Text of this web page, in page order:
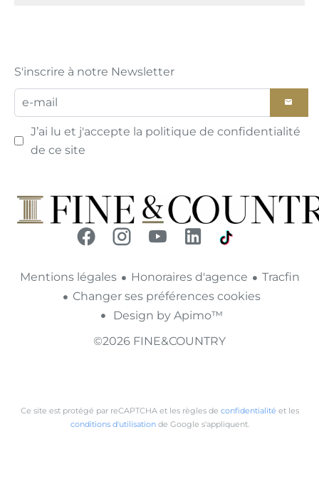
S'inscrire à notre Newsletter
J’ai lu et j'accepte la politique de confidentialité
de ce site
Mentions légales Honoraires d'agence
Tracfin
Changer ses préférences cookies
Design by Apimo™
©2026 FINE&COUNTRY
Ce site est protégé par reCAPTCHA et les règles de confidentialité et les
conditions d'utilisationde Google s'appliquent.